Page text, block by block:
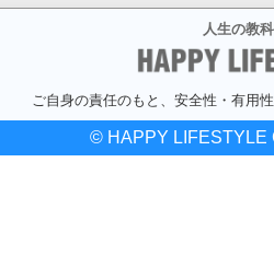
人生の教
ご自身の責任のもと、安全性・有用
© HAPPY LIFESTYLE